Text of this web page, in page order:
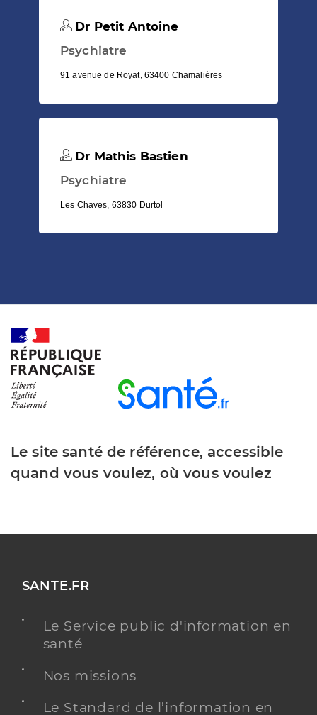
Dr Petit Antoine
Psychiatre
91 avenue de Royat, 63400 Chamalières
Dr Mathis Bastien
Psychiatre
Les Chaves, 63830 Durtol
Le site santé de référence, accessible
quand vous voulez, où vous voulez
SANTE.FR
Le Service public d'information en
santé
Nos missions
Le Standard de l’information en